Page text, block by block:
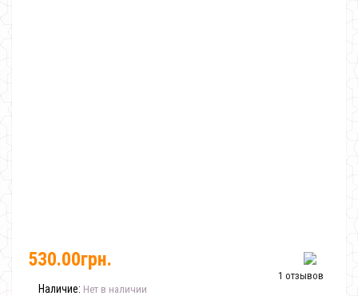
1 отзывов
530.00грн.
Наличие: Нет в наличии